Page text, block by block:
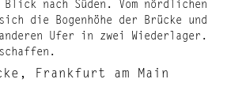
Frankfurt am Main